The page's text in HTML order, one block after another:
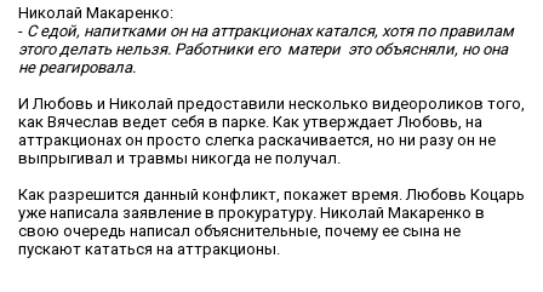
Николай Макаренко:
- С едой, напитками он на аттракционах катался, хотя по правилам
этого делать нельзя. Работники его матери это объясняли, но она
не реагировала.
И Любовь и Николай предоставили несколько видеороликов того,
как Вячеслав ведет себя в парке. Как утверждает Любовь, на
аттракционах он просто слегка раскачивается, но ни разу он не
выпрыгивал и травмы никогда не получал.
Как разрешится данный конфликт, покажет время. Любовь Коцарь
уже написала заявление в прокуратуру. Николай Макаренко в
свою очередь написал объяснительные, почему ее сына не
пускают кататься на аттракционы.